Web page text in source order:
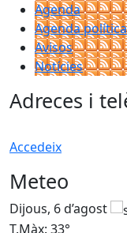
Agenda
Agenda política
Avisos
Notícies
Adreces i
Accedeix
Meteo
Dijous, 6 d’agost
T.Màx: 33°